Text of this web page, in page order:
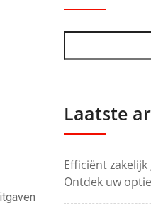
Laatste
Efficiënt
Ontdek uw